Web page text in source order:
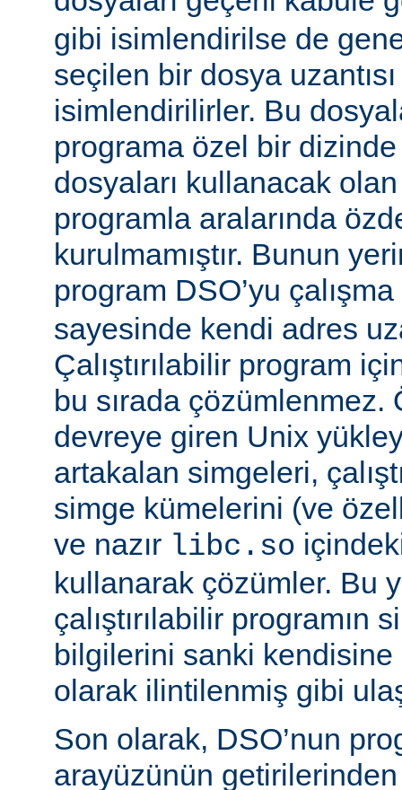
gibi isimlendirilse de
seçilen bir dosya
isimlendirilirler. Bu
programa özel bir
dosyaları kullanacak olan
programla aralarında
kurulmamıştır. Bunun
program DSO’yu
sayesinde kendi adres
Çalıştırılabilir program
bu sırada
devreye giren Unix
artakalan simgeleri,
simge kümelerini (ve
ve nazır libc.so
kullanarak çözümler. Bu
çalıştırılabilir programın
bilgilerini sanki
olarak ilintilenmiş gibi
Son olarak, DSO’nun
arayüzünün